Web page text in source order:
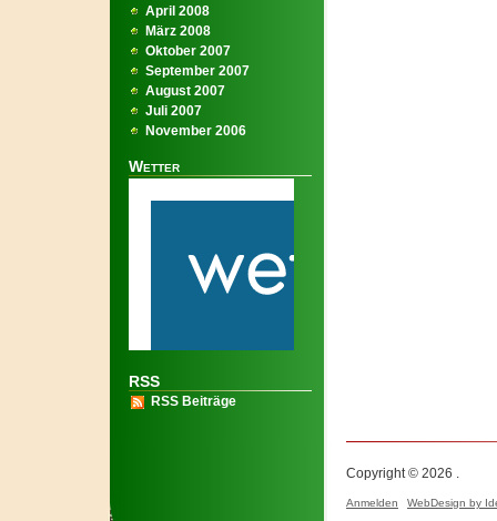
April 2008
März 2008
Oktober 2007
September 2007
August 2007
Juli 2007
November 2006
Wetter
RSS
RSS Beiträge
Copyright © 2026 .
Anmelden WebDesign by